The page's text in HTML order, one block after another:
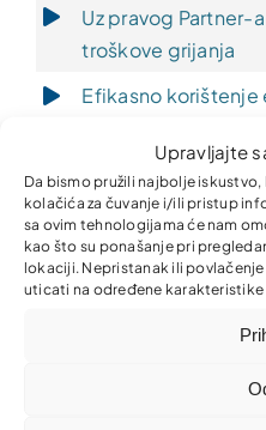
Upravljajte
Da bismo pružili najbolje
kolačića za čuvanje i/ili pristup
sa ovim tehnologijama će nam
kao što su ponašanje pri
lokaciji. Nepristanak ili
uticati na određene karakteristike
Uz pravog Partner-
troškove grijanja
Efikasno korištenje
Nastavimo Partnerski
Kako povećati
Partnerom
Energijska
potrošnju energije
Povrat sredstava je